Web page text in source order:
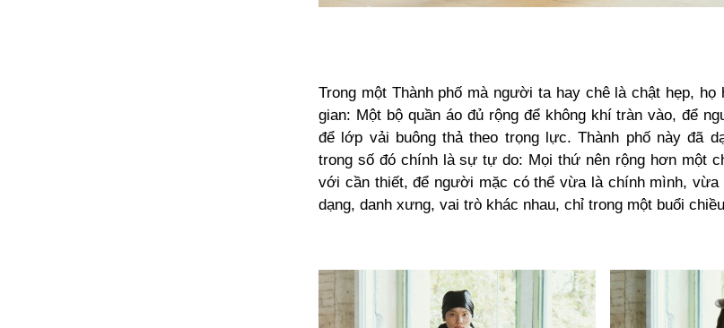
Trong một Thành phố mà người ta hay chê là chật hẹp, họ
gian: Một bộ quần áo đủ rộng để không khí tràn vào, để
để lớp vải buông thả theo trọng lực. Thành phố này đã
trong số đó chính là sự tự do: Mọi thứ nên rộng hơn một
với cần thiết, để người mặc có thể vừa là chính mình, vừa
dạng, danh xưng, vai trò khác nhau, chỉ trong một buổi